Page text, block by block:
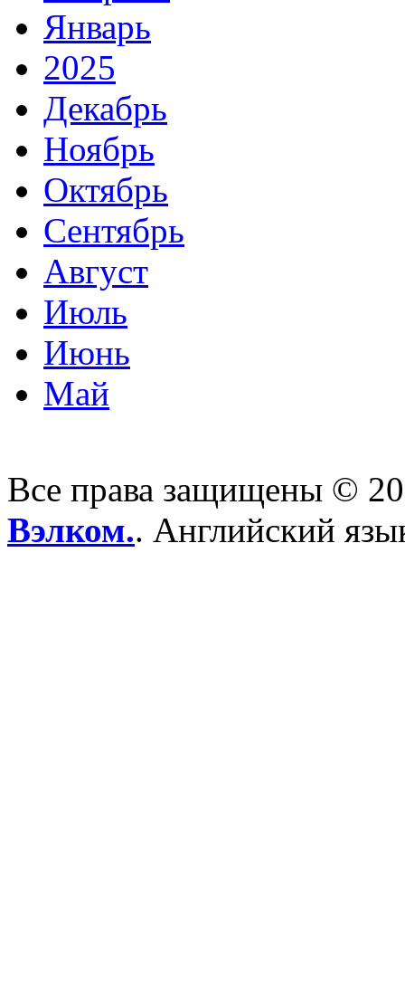
Январь
2025
Декабрь
Ноябрь
Октябрь
Сентябрь
Август
Июль
Июнь
Май
Все права защищены ©
Вэлком.. Английский